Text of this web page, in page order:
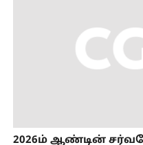
2026ம் ஆண்டின்